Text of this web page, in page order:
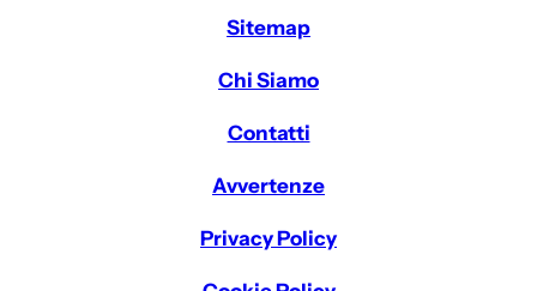
Sitemap
Chi Siamo
Contatti
Avvertenze
Privacy Policy